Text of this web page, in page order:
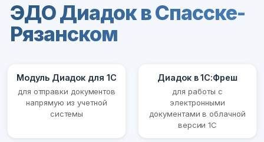
ЭДО Диадок в Спасске-
Рязанском
Модуль Диадок для 1С
для отправки документов
напрямую из учетной
системы
Диадок в 1С:Фреш
для работы с
электронными
документами в облачной
версии 1С